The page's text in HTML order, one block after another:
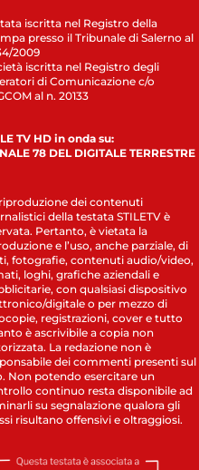
iscritta nel Registro della
presso il Tribunale di Salerno al
2009
iscritta nel Registro degli
di Comunicazione c/o
al n. 20133
TV HD in onda su:
78 DEL DIGITALE TERRESTRE
dei contenuti
della testata STILETV è
Pertanto, è vietata la
e l’uso, anche parziale, di
fotografie, contenuti audio/video,
loghi, grafiche aziendali e
con qualsiasi dispositivo
digitale o per mezzo di
registrazioni, cover e tutto
è ascrivibile a copia non
La redazione non è
dei commenti presenti sul
Non potendo esercitare un
continuo resta disponibile ad
su segnalazione qualora gli
risultano offensivi e oltraggiosi.